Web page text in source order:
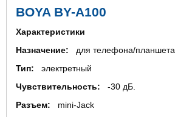
BOYA BY-A100
Характеристики
Назначение: для телефона/планшета
Тип: электретный
Чувствительность:
-30 дБ.
Разъем: mini-Jack